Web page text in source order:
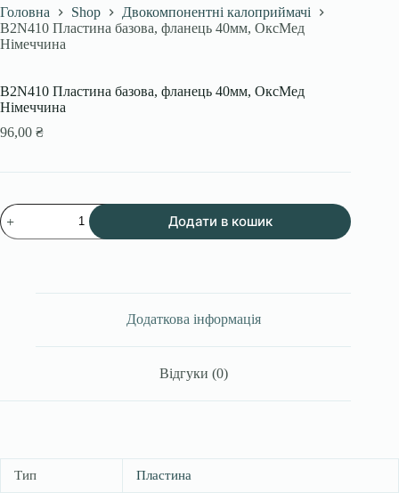
Головна Shop
Двокомпонентні калоприймачі
B2N410 Пластина базова, фланець 40мм, ОксМед
Німеччина
B2N410 Пластина базова, фланець 40мм, ОксМед
Німеччина
96,00 ₴
B2N410
Пластина
базова,
Додати в кошик
Додаткова інформація
Відгуки (0)
Тип Пластина